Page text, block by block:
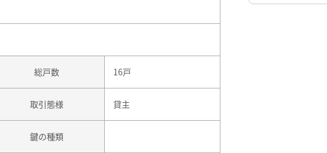
総戸数 16戸
取引態様 貸主
鍵の種類